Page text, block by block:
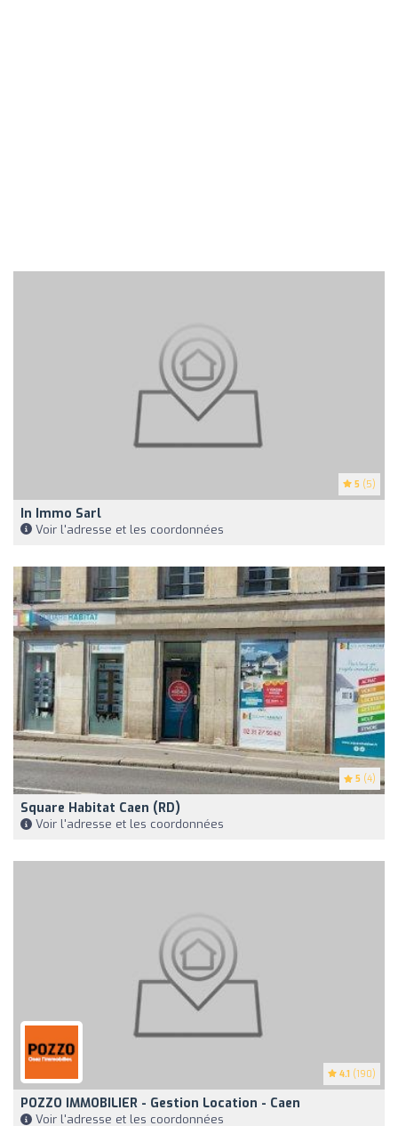
5 (5)
In Immo Sarl
Voir l'adresse et les coordonnées
5 (4)
Square Habitat Caen (RD)
Voir l'adresse et les coordonnées
4.1 (190)
POZZO IMMOBILIER - Gestion Location - Caen
Voir l'adresse et les coordonnées